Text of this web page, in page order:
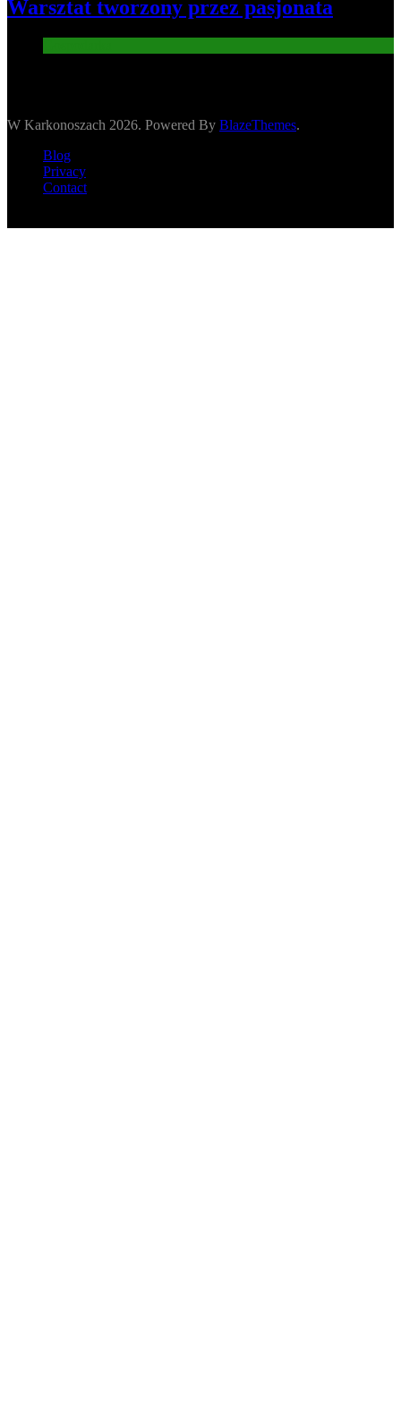
Warsztat tworzony przez pasjonata
W Karkonoszach 2026. Powered By BlazeThemes.
Blog
Privacy
Contact